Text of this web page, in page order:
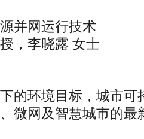
并网运行技术
，李晓露 女士
的环境目标，城市
微网及智慧城市的最